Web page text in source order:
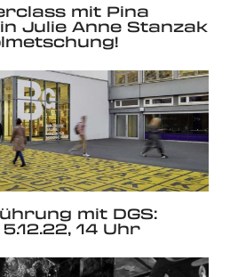
mit Pina
Julie Anne Stanzak
mit DGS:
14 Uhr